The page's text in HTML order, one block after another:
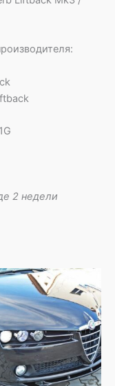
2 недели